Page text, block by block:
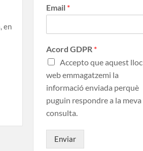
en
Email *
Acord GDPR *
Accepto que aquest lloc
web emmagatzemi la
informació enviada perquè
puguin respondre a la meva
consulta.
Enviar